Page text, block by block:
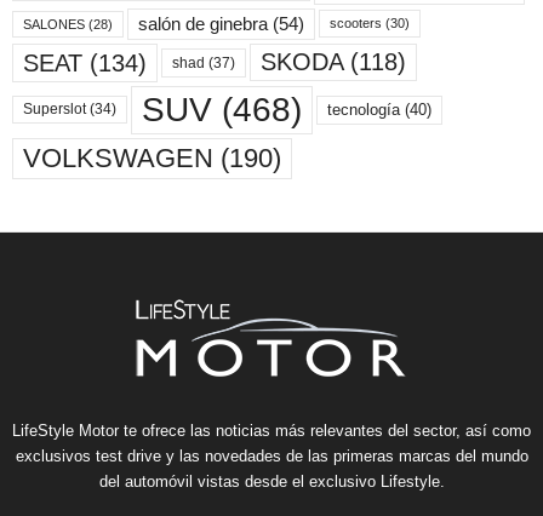
SALONES (28) salón de ginebra (54) scooters (30)
SEAT (134) shad (37) SKODA(118)
Superslot(34) SUV (468) tecnología (40)
VOLKSWAGEN (190)
LifeStyle Motor te ofrece las noticias más relevantes del sector, así como
exclusivos test drive y las novedades de las primeras marcas del mundo
del automóvil vistas desde el exclusivo Lifestyle.